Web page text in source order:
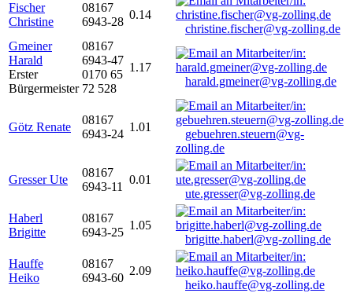
Fischer
Christine
08167
6943-28
0.14
christine.fischer@vg-zolling.de
Gmeiner
Harald
Erster
Bürgermeister
08167
6943-47
0170 65
72 528
1.17
harald.gmeiner@vg-zolling.de
Götz Renate
08167
6943-24
1.01
gebuehren.steuern@vg-
zolling.de
Gresser Ute
08167
6943-11
0.01
ute.gresser@vg-zolling.de
Haberl
Brigitte
08167
6943-25
1.05
brigitte.haberl@vg-zolling.de
Hauffe
Heiko
08167
6943-60
2.09
heiko.hauffe@vg-zolling.de